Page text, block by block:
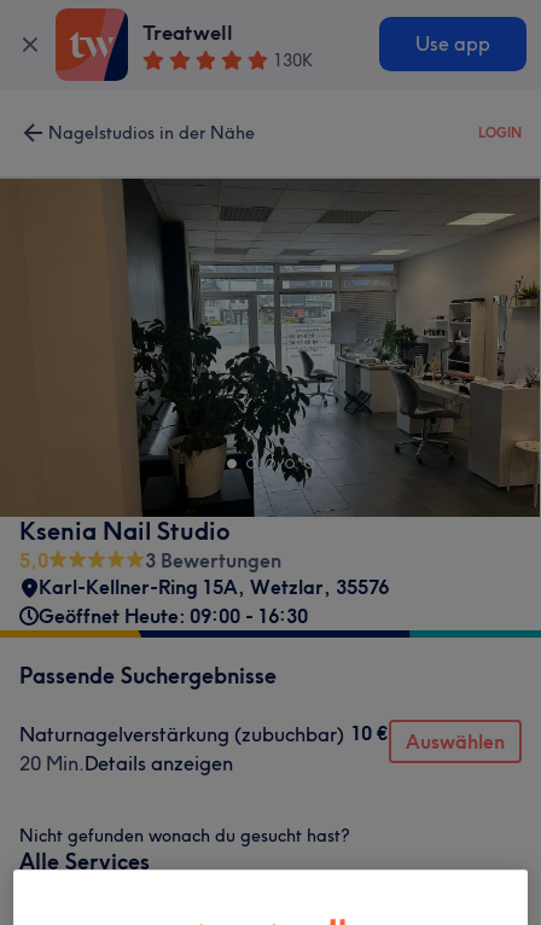
Treatwell
130K
Use app
Nagelstudios in der Nähe LOGIN
Ksenia Nail Studio
5,0
3 Bewertungen
Karl-Kellner-Ring 15A, Wetzlar, 35576
Geöffnet Heute: 09:00 - 16:30
Passende Suchergebnisse
Naturnagelverstärkung (zubuchbar)
20 Min.Details anzeigen
10 € Auswählen
Nicht gefunden wonach du gesucht hast?
Alle Services